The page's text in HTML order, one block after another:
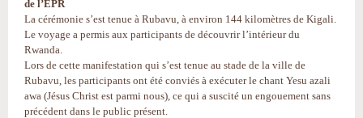
de l’EPR
La cérémonie s’est tenue à Rubavu, à environ 144 kilomètres de Kigali.
Le voyage a permis aux participants de découvrir l’intérieur du
Rwanda.
Lors de cette manifestation qui s’est tenue au stade de la ville de
Rubavu, les participants ont été conviés à exécuter le chant Yesu azali
awa (Jésus Christ est parmi nous), ce qui a suscité un engouement sans
précédent dans le public présent.